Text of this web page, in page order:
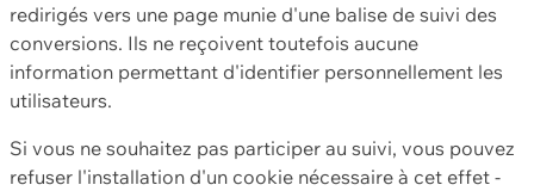
redirigés vers une page munie d'une balise de suivi des
conversions. Ils ne reçoivent toutefois aucune
information permettant d'identifier personnellement les
utilisateurs.
Si vous ne souhaitez pas participer au suivi, vous pouvez
refuser l'installation d'un cookie nécessaire à cet effet -